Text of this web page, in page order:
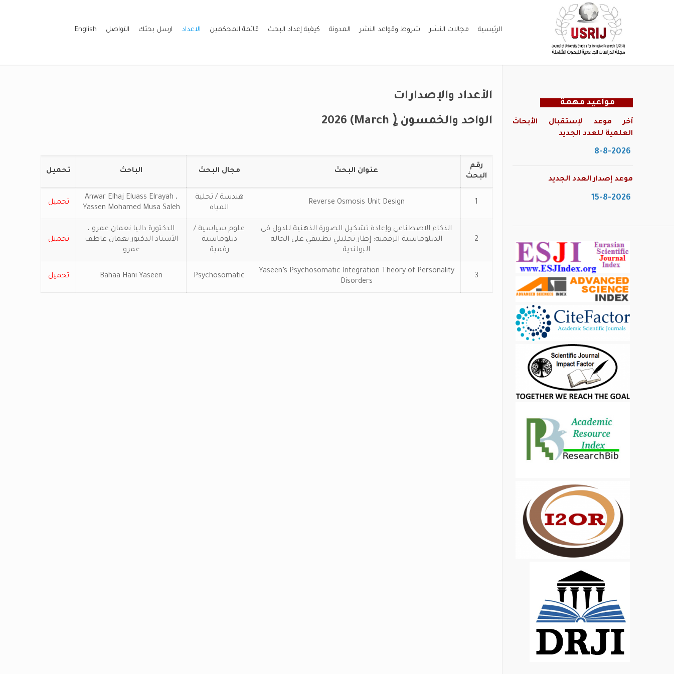
الرئيسية مجالات النشر شروط وقواعد النشر المدونة كيفية إعداد البحث قائمة المحكمين الاعداد ارسل بحثك التواصل English
الأعداد والإصدارات
الواحد والخمسون (ٍ March) 2026
رقم
البحث
عنوان البحث مجال البحث الباحث تحميل
1
Reverse Osmosis Unit Design
هندسة / تحلية
المياه
Anwar Elhaj Eluass Elrayah ،
Yassen Mohamed Musa Saleh
تحميل
2
الذكاء الاصطناعي وإعادة تشكيل الصورة الذهنية للدول في
الدبلوماسية الرقمية: إطار تحليلي تطبيقي على الحالة
البولندية
علوم سياسية /
دبلوماسية
رقمية
الدكتورة داليا نعمان عمرو ،
الأستاذ الدكتور نعمان عاطف
عمرو
تحميل
3
Yaseen’s Psychosomatic Integration Theory of Personality
Disorders
Psychosomatic
Bahaa Hani Yaseen تحميل
مواعيد مهمة
آخر موعد لإستقبال الأبحاث
العلمية للعدد الجديد
موعد إصدار العدد الجديد